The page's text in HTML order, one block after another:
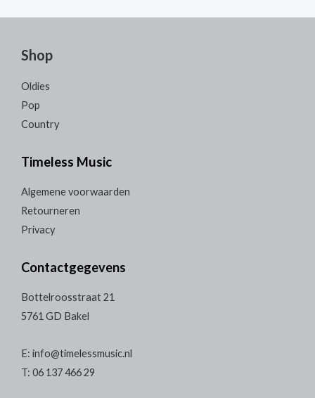
Shop
Oldies
Pop
Country
Timeless Music
Algemene voorwaarden
Retourneren
Privacy
Contactgegevens
Bottelroosstraat 21
5761 GD Bakel
E: info@timelessmusic.nl
T: 06 137 466 29